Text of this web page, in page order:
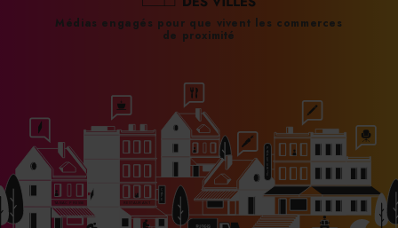
31/07/2026
La Liste : La Réserve Paris de nouveau meilleur
31/07/2026
À Paris, le Doobie’s renaît sous la forme d’une
maison de collectionneur
Médias engagés pour que vivent les commerces
de proximité